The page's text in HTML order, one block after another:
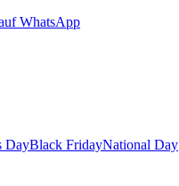
WhatsApp
DayBlack FridayNational Day